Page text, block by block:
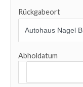
Rückgabeort
Abholdatum